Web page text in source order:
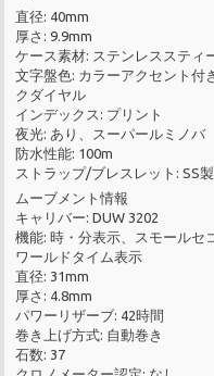
直径: 40mm
厚さ: 9.9mm
ケース素材: ステンレススティ
文字盤色: カラーアクセント付
クダイヤル
インデックス: プリント
夜光: あり、スーパールミノバ
防水性能: 100m
ストラップ/ブレスレット: SS
ムーブメント情報
キャリバー: DUW 3202
機能: 時・分表示、スモールセ
ワールドタイム表示
直径: 31mm
厚さ: 4.8mm
パワーリザーブ: 42時間
巻き上げ方式: 自動巻き
石数: 37